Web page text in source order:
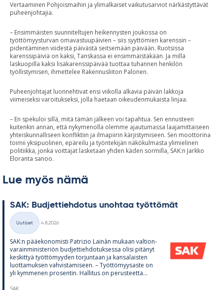
Vertaaminen Pohjoismaihin ja ylimalkaiset vaikutusarviot närkästyttävät
puheenjohtajia.
– Ensimmäisten suunniteltujen heikennysten joukossa on
työttömyysturvan omavastuupäivien – siis syyttömien karenssin –
pidentäminen viidestä päivästä seitsemään päivään. Ruotsissa
karenssipäiviä on kaksi, Tanskassa ei ensimmäistäkään. Ja millä
laskuopilla kaksi lisäkarenssipäivää tuottaa tuhannen henkilön
työllistymisen, ihmettelee Rakennusliiton Palonen.
Puheenjohtajat luonnehtivat ensi viikolla alkavia päivän lakkoja
viimeiseksi varoitukseksi, jolla haetaan oikeudenmukaista linjaa.
– En spekuloi sillä, mitä tämän jälkeen voi tapahtua. Sen ennusteen
kuitenkin annan, että nykymenolla olemme ajautumassa laajamittaiseen
yhteiskunnalliseen konfliktiin ja ilmapiirin kärjistymiseen. Sen moottorina
toimii yksipuolinen, epäreilu ja työntekijän näkökulmasta ylimielinen
politiikka, jonka voittajat lasketaan yhden käden sormilla, SAK:n Jarkko
Eloranta sanoo.
Lue myös nämä
SAK: Bud­jet­tieh­do­tus unoh­taa työt­tö­mät
Kategoriat
Uutiset
4.8.2026
SAK:n pää­e­ko­no­misti Pat­rizio Lainàn mu­kaan val­tion­
va­rain­mi­nis­te­riön bud­jet­tieh­do­tuk­sessa olisi pi­tä­nyt
kes­kit­tyä työt­tö­myy­den tor­jun­taan ja kan­sa­lais­ten
luot­ta­muk­sen vah­vis­ta­mi­seen. – Työt­tö­myy­saste on
yli kym­me­nen pro­sen­tin. Hal­li­tus on pe­rus­teetta...
SAK